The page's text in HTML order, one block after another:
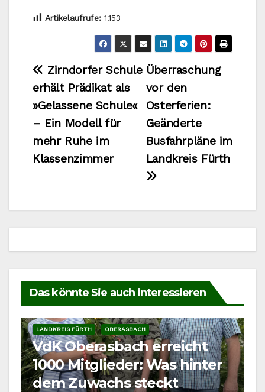
Artikelaufrufe: 1.153
Beitragsnavigation
Überraschung
vor den
Osterferien:
Geänderte
Busfahrpläne im
Landkreis Fürth
Zirndorfer Schule
erhält Prädikat als
»Gelassene Schule«
– Ein Modell für
mehr Ruhe im
Klassenzimmer
Das könnte Sie auch interessieren
LANDKREIS FÜRTH OBERASBACH
VdK Oberasbach erreicht
1000 Mitglieder: Was hinter
dem Zuwachs steckt